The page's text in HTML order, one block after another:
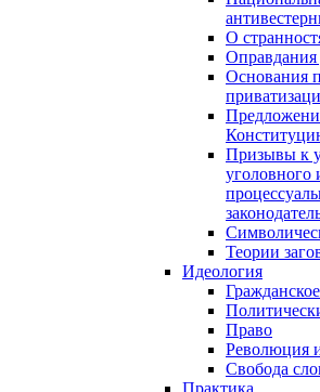
О
Основания
Призывы к
уголовного
Теории
Идеология
Право
Революция
Свобода
Практика